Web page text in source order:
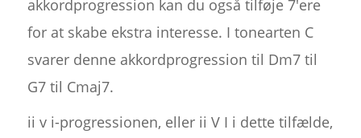
akkordprogression kan du også tilføje 7'ere
for at skabe ekstra interesse. I tonearten C
svarer denne akkordprogression til Dm7 til
G7 til Cmaj7.
ii v i-progressionen, eller ii V I i dette tilfælde,